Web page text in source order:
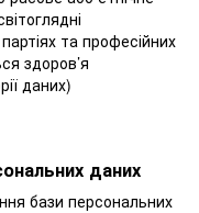
та професійних
здоров’я
даних)
даних
бази персональних